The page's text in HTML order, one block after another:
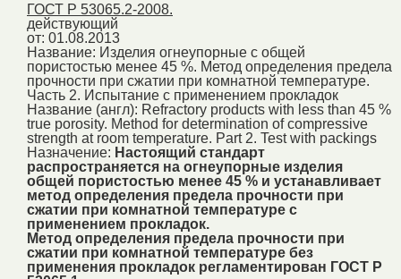
ГОСТ Р 53065.2-2008.
действующий
от: 01.08.2013
Название: Изделия огнеупорные с общей
пористостью менее 45 %. Метод определения предела
прочности при сжатии при комнатной температуре.
Часть 2. Испытание с применением прокладок
Название (англ): Refractory products with less than 45 %
true porosity. Method for determination of compressive
strength at room temperature. Part 2. Test with packings
Назначение: Настоящий стандарт
распространяется на огнеупорные изделия
общей пористостью менее 45 % и устанавливает
метод определения предела прочности при
сжатии при комнатной температуре с
применением прокладок.
Метод определения предела прочности при
сжатии при комнатной температуре без
применения прокладок регламентирован ГОСТ Р